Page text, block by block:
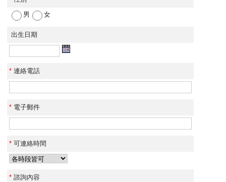
男
女
出生日期
* 連絡電話
* 電子郵件
* 可連絡時間
* 諮詢內容